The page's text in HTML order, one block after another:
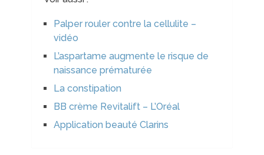
Palper rouler contre la cellulite –
vidéo
L’aspartame augmente le risque de
naissance prématurée
La constipation
BB crème Revitalift – L’Oréal
Application beauté Clarins